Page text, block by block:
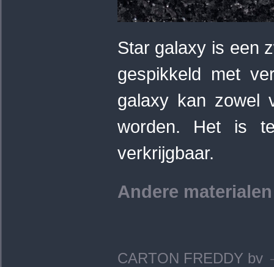
Star galaxy is een
gespikkeld met
galaxy kan zowel
worden. Het is
verkrijgbaar.
Andere materialen
CARTON FREDDY bv